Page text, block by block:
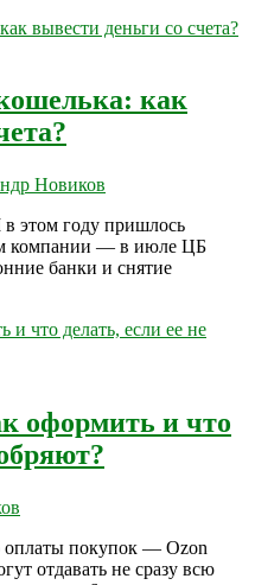
как
Новиков
этом году пришлось
компании — в июле ЦБ
банки и снятие
оформить и что
оплаты покупок — Ozon
отдавать не сразу всю